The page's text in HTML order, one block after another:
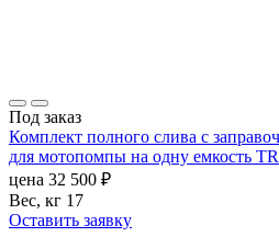
Под заказ
Комплект полного слива с
для мотопомпы на одну емкость
цена 32 500 ₽
Вес, кг 17
Оставить заявку